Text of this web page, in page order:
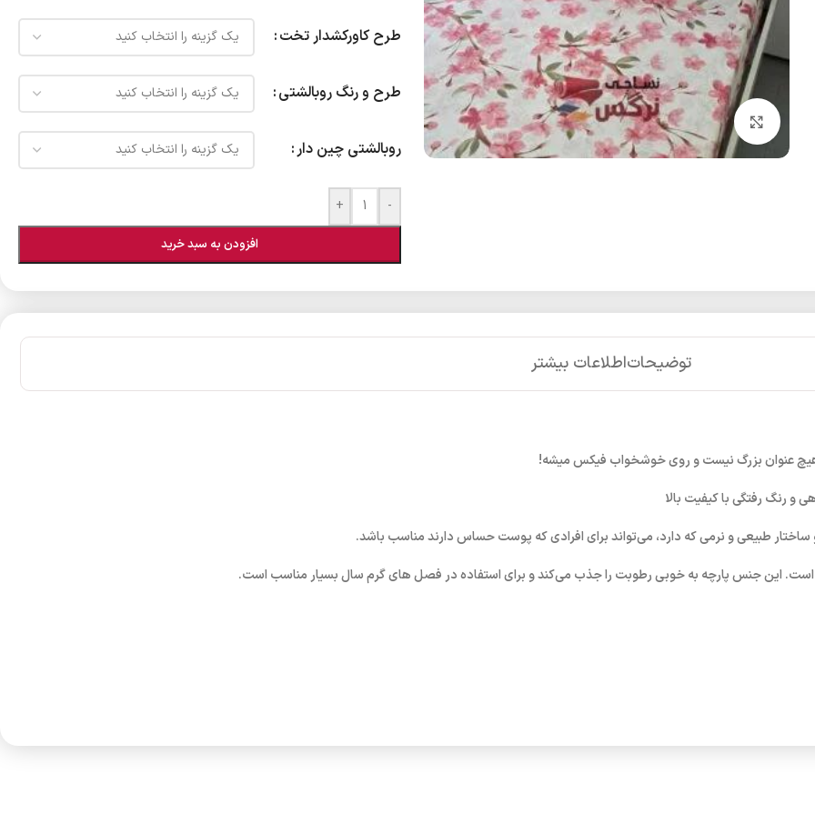
بزرگنمایی تصویر
طرح کاورکشدار تخت
طرح و رنگ روبالشتی
روبالشتی چین دار
-
+
افزودن به سبد خرید
توضیحاتاطلاعات بیشتر
عنوان بزرگ نیست و روی خوشخواب فیکس میشه!
و رنگ رفتگی با کیفیت بالا
طبیعی و نرمی که دارد، می‌تواند برای افرادی که پوست حساس دارند مناسب باشد.
است. این جنس پارچه به خوبی رطوبت را جذب می‌کند و برای استفاده در فصل های گرم سال بسیار مناسب است.